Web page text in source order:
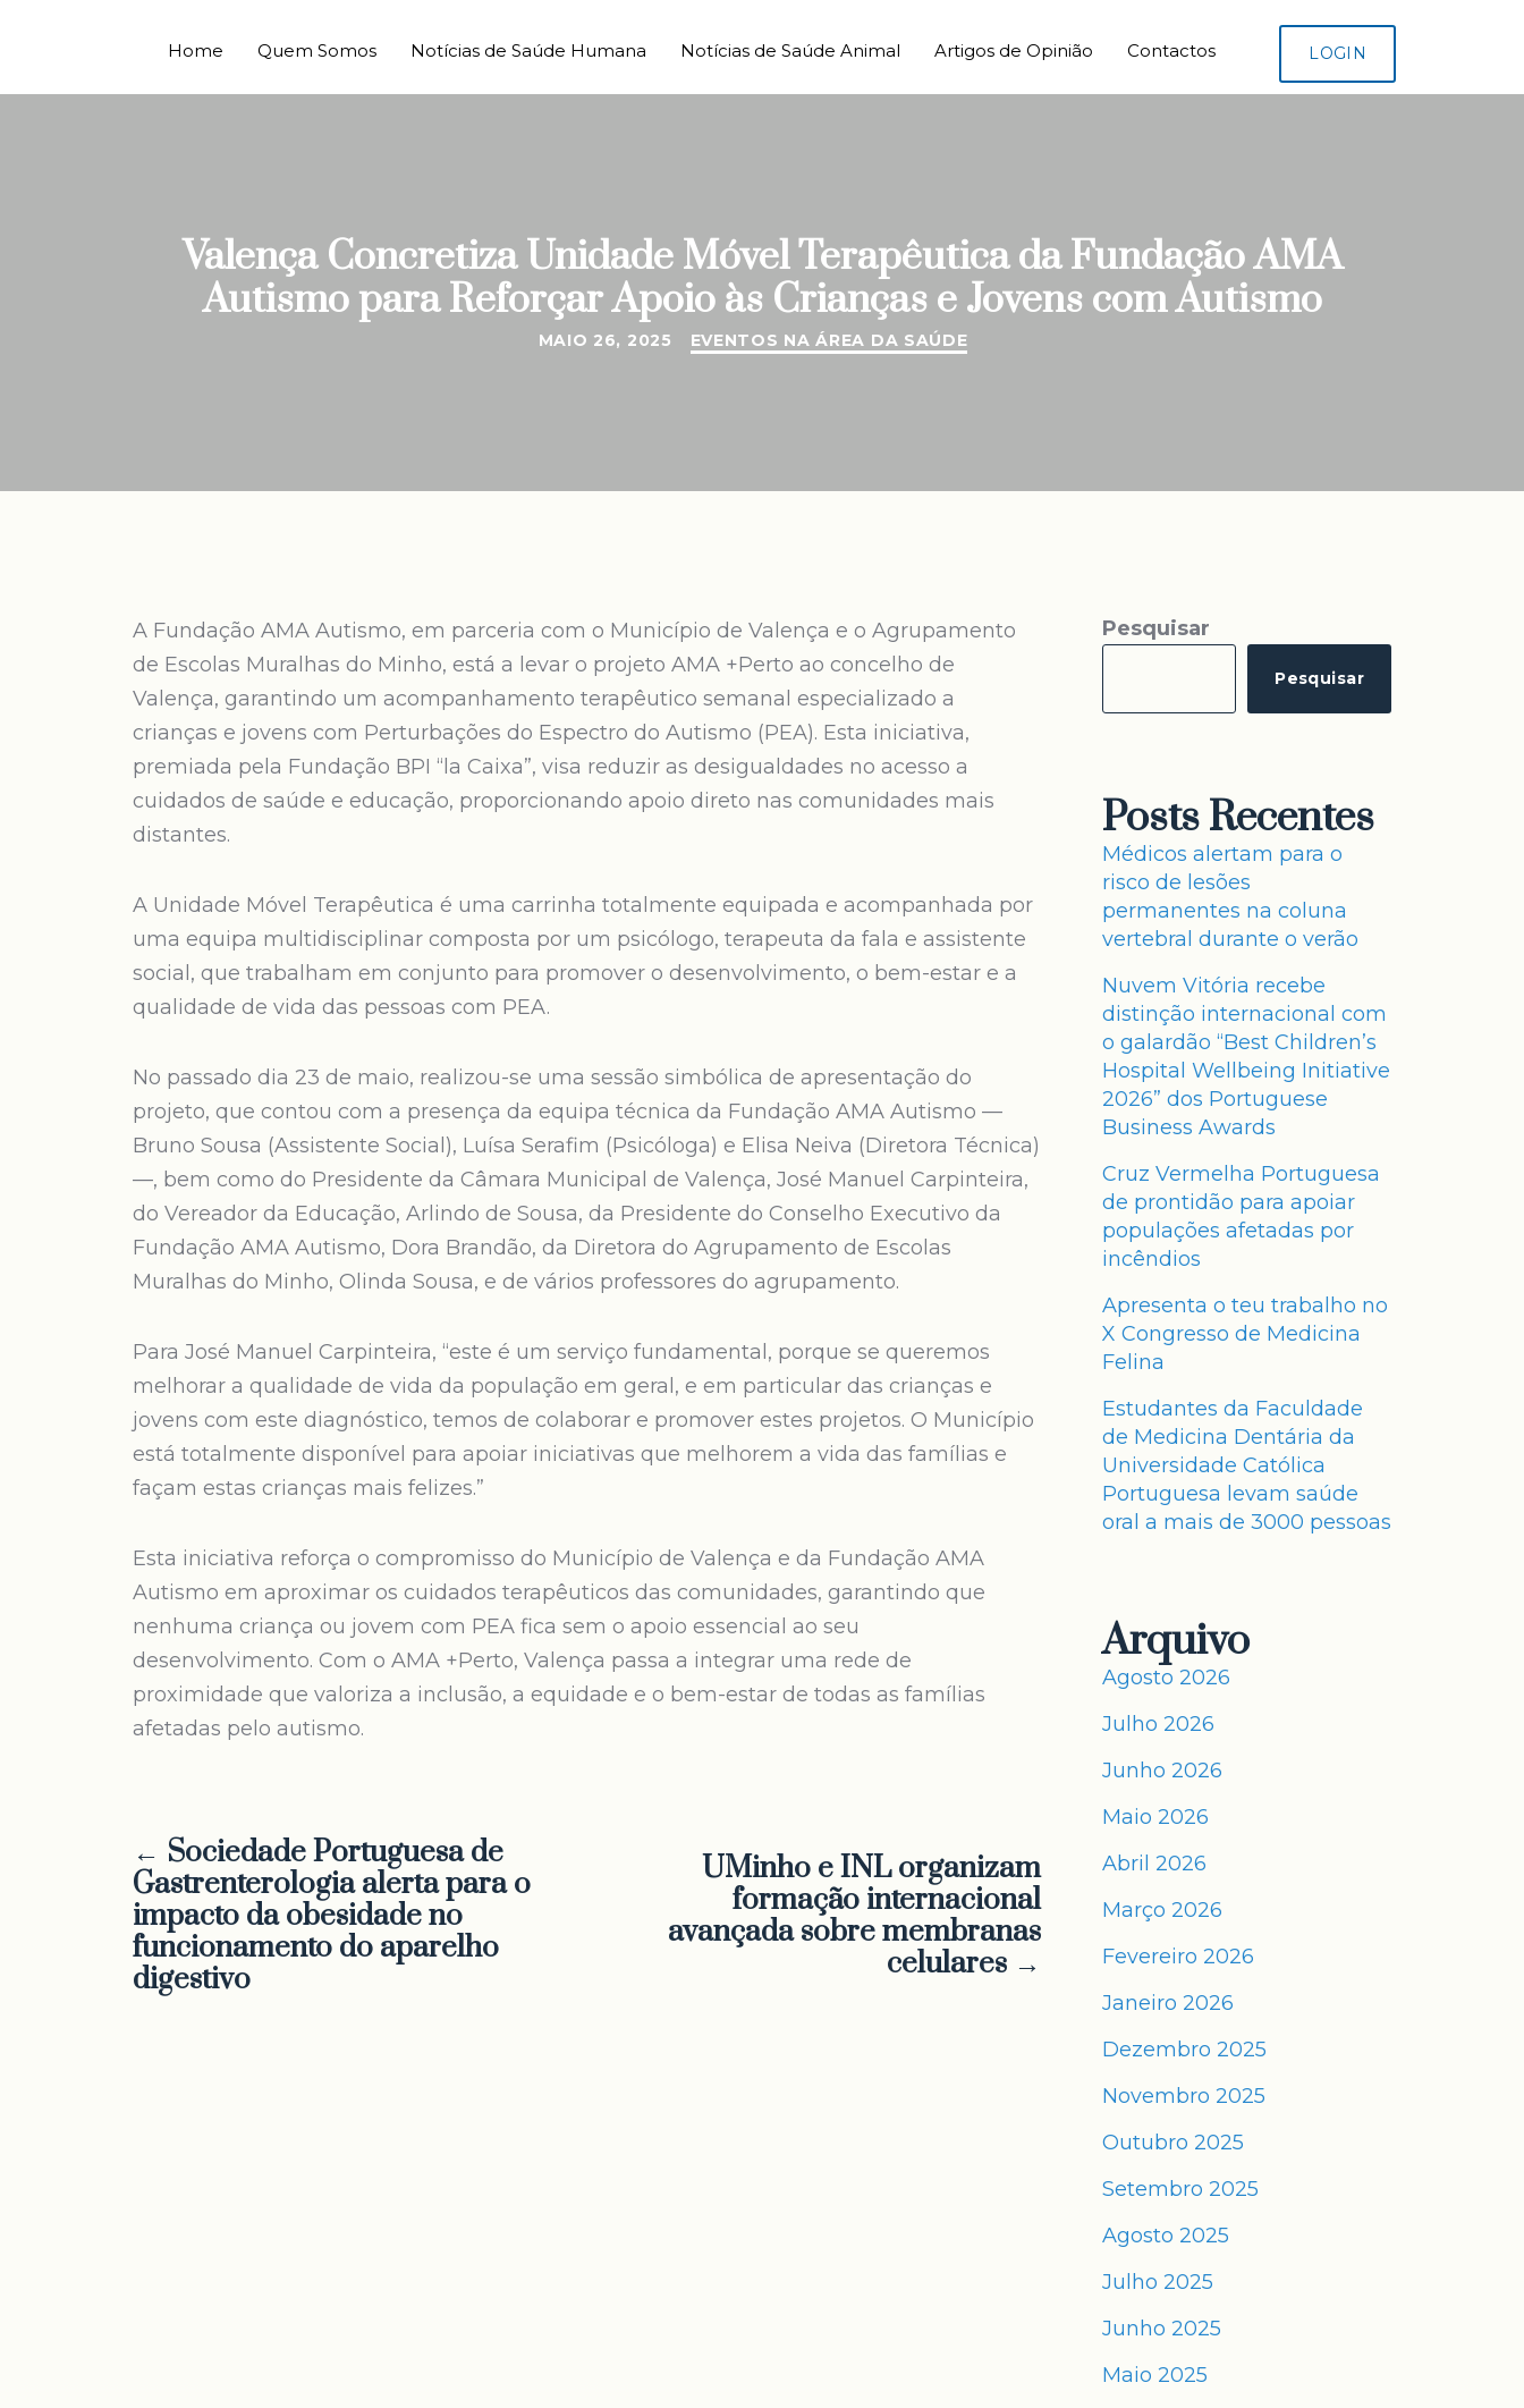
Home Quem Somos Notícias de Saúde Humana Notícias de Saúde Animal Artigos de Opinião Contactos LOGIN
Valença Concretiza Unidade Móvel Terapêutica da Fundação AMA
Autismo para Reforçar Apoio às Crianças e Jovens com Autismo
MAIO 26, 2025 EVENTOS NA ÁREA DA SAÚDE
A Fundação AMA Autismo, em parceria com o Município de Valença e o Agrupamento
de Escolas Muralhas do Minho, está a levar o projeto AMA +Perto ao concelho de
Valença, garantindo um acompanhamento terapêutico semanal especializado a
crianças e jovens com Perturbações do Espectro do Autismo (PEA). Esta iniciativa,
premiada pela Fundação BPI “la Caixa”, visa reduzir as desigualdades no acesso a
cuidados de saúde e educação, proporcionando apoio direto nas comunidades mais
distantes.
A Unidade Móvel Terapêutica é uma carrinha totalmente equipada e acompanhada por
uma equipa multidisciplinar composta por um psicólogo, terapeuta da fala e assistente
social, que trabalham em conjunto para promover o desenvolvimento, o bem-estar e a
qualidade de vida das pessoas com PEA.
No passado dia 23 de maio, realizou-se uma sessão simbólica de apresentação do
projeto, que contou com a presença da equipa técnica da Fundação AMA Autismo —
Bruno Sousa (Assistente Social), Luísa Serafim (Psicóloga) e Elisa Neiva (Diretora Técnica)
—, bem como do Presidente da Câmara Municipal de Valença, José Manuel Carpinteira,
do Vereador da Educação, Arlindo de Sousa, da Presidente do Conselho Executivo da
Fundação AMA Autismo, Dora Brandão, da Diretora do Agrupamento de Escolas
Muralhas do Minho, Olinda Sousa, e de vários professores do agrupamento.
Para José Manuel Carpinteira, “este é um serviço fundamental, porque se queremos
melhorar a qualidade de vida da população em geral, e em particular das crianças e
jovens com este diagnóstico, temos de colaborar e promover estes projetos. O Município
está totalmente disponível para apoiar iniciativas que melhorem a vida das famílias e
façam estas crianças mais felizes.”
Esta iniciativa reforça o compromisso do Município de Valença e da Fundação AMA
Autismo em aproximar os cuidados terapêuticos das comunidades, garantindo que
nenhuma criança ou jovem com PEA fica sem o apoio essencial ao seu
desenvolvimento. Com o AMA +Perto, Valença passa a integrar uma rede de
proximidade que valoriza a inclusão, a equidade e o bem-estar de todas as famílias
afetadas pelo autismo.
← Sociedade Portuguesa de
Gastrenterologia alerta para o
impacto da obesidade no
funcionamento do aparelho
digestivo
UMinho e INL organizam
formação internacional
avançada sobre membranas
celulares →
Pesquisar
Pesquisar
Posts Recentes
Médicos alertam para o
risco de lesões
permanentes na coluna
vertebral durante o verão
Nuvem Vitória recebe
distinção internacional com
o galardão “Best Children’s
Hospital Wellbeing Initiative
2026” dos Portuguese
Business Awards
Cruz Vermelha Portuguesa
de prontidão para apoiar
populações afetadas por
incêndios
Apresenta o teu trabalho no
X Congresso de Medicina
Felina
Estudantes da Faculdade
de Medicina Dentária da
Universidade Católica
Portuguesa levam saúde
oral a mais de 3000 pessoas
Arquivo
Agosto 2026
Julho 2026
Junho 2026
Maio 2026
Abril 2026
Março 2026
Fevereiro 2026
Janeiro 2026
Dezembro 2025
Novembro 2025
Outubro 2025
Setembro 2025
Agosto 2025
Julho 2025
Junho 2025
Maio 2025